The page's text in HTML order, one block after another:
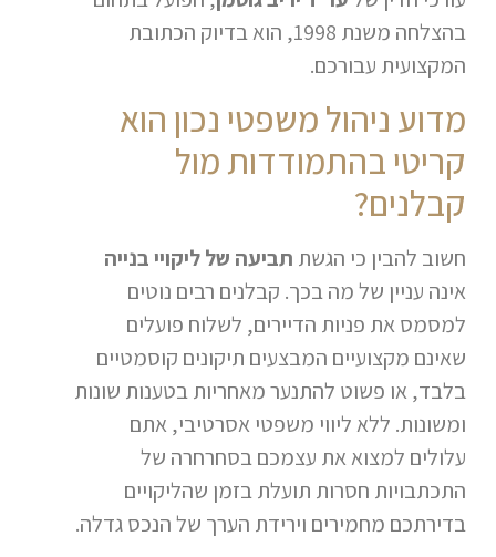
בהצלחה משנת 1998, הוא בדיוק הכתובת
המקצועית עבורכם.
מדוע ניהול משפטי נכון הוא
קריטי בהתמודדות מול
קבלנים?
חשוב להבין כי הגשת תביעה של ליקויי בנייה
אינה עניין של מה בכך. קבלנים רבים נוטים
למסמס את פניות הדיירים, לשלוח פועלים
שאינם מקצועיים המבצעים תיקונים קוסמטיים
בלבד, או פשוט להתנער מאחריות בטענות שונות
ומשונות. ללא ליווי משפטי אסרטיבי, אתם
עלולים למצוא את עצמכם בסחרחרה של
התכתבויות חסרות תועלת בזמן שהליקויים
בדירתכם מחמירים וירידת הערך של הנכס גדלה.